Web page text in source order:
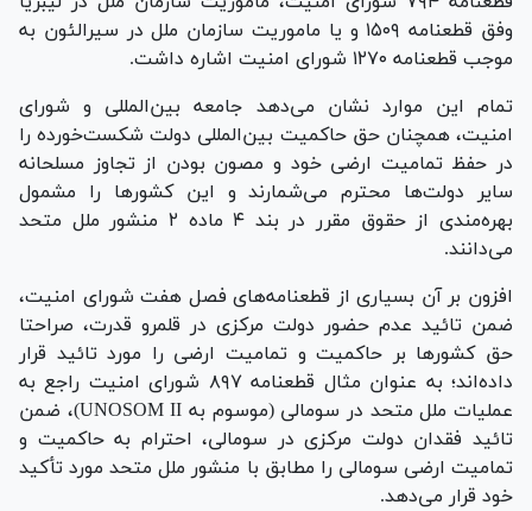
وفق قطعنامه ۱۵۰۹ و یا ماموریت سازمان ملل در سیرالئون به
موجب قطعنامه ۱۲۷۰ شورای امنیت اشاره داشت.
تمام این موارد نشان می‌دهد جامعه بین‌المللی و شورای
امنیت، همچنان حق حاکمیت بین‌المللی دولت شکست‌خورده را
در حفظ تمامیت ارضی خود و مصون بودن از تجاوز مسلحانه
سایر دولت‌ها محترم می‌شمارند و این کشور‌ها را مشمول
بهره‌مندی از حقوق مقرر در بند ۴ ماده ۲ منشور ملل متحد
می‌دانند.
افزون بر آن بسیاری از قطعنامه‌های فصل هفت شورای امنیت،
ضمن تائید عدم حضور دولت مرکزی در قلمرو قدرت، صراحتا
حق کشور‌ها بر حاکمیت و تمامیت ارضی را مورد تائید قرار
داده‌اند؛ به عنوان مثال قطعنامه ۸۹۷ شورای امنیت راجع به
عملیات ملل متحد در سومالی (موسوم به UNOSOM II)، ضمن
تائید فقدان دولت مرکزی در سومالی، احترام به حاکمیت و
تمامیت ارضی سومالی را مطابق با منشور ملل متحد مورد تأکید
خود قرار می‌دهد.